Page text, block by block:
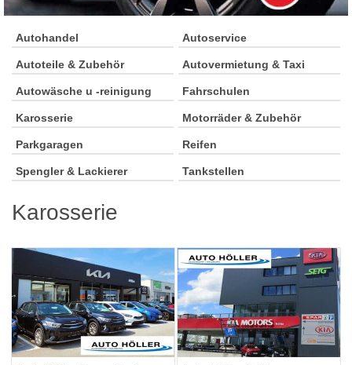
Autohandel Autoservice
Autoteile & Zubehör Autovermietung & Taxi
Autowäsche u -reinigung Fahrschulen
Karosserie Motorräder & Zubehör
Parkgaragen Reifen
Spengler & Lackierer Tankstellen
Karosserie